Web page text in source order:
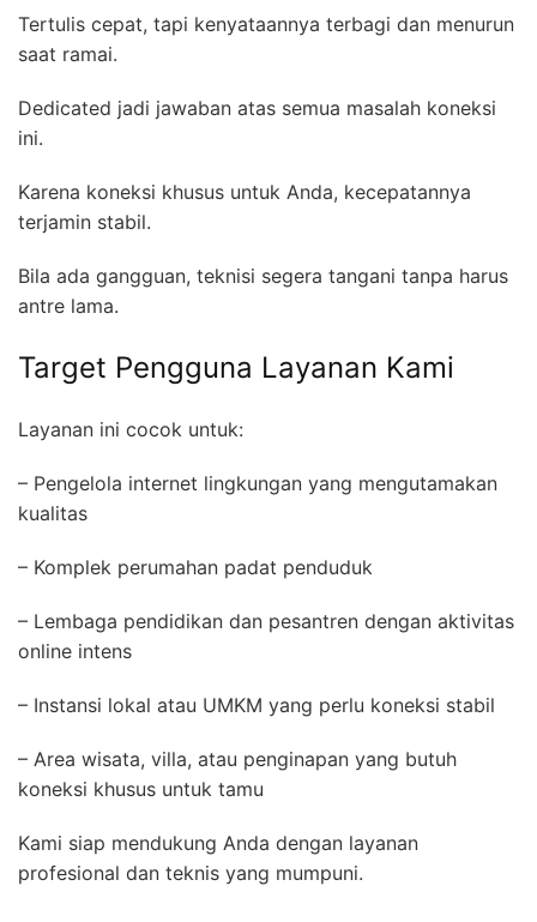
Tertulis cepat, tapi kenyataannya terbagi dan menurun
saat ramai.
Dedicated jadi jawaban atas semua masalah koneksi
ini.
Karena koneksi khusus untuk Anda, kecepatannya
terjamin stabil.
Bila ada gangguan, teknisi segera tangani tanpa harus
antre lama.
Target Pengguna Layanan Kami
Layanan ini cocok untuk:
– Pengelola internet lingkungan yang mengutamakan
kualitas
– Komplek perumahan padat penduduk
– Lembaga pendidikan dan pesantren dengan aktivitas
online intens
– Instansi lokal atau UMKM yang perlu koneksi stabil
– Area wisata, villa, atau penginapan yang butuh
koneksi khusus untuk tamu
Kami siap mendukung Anda dengan layanan
profesional dan teknis yang mumpuni.